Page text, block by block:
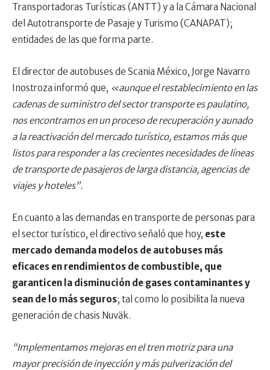
Transportadoras Turísticas (ANTT) y a la Cámara Nacional
del Autotransporte de Pasaje y Turismo (CANAPAT);
entidades de las que forma parte.
El director de autobuses de Scania México, Jorge Navarro
Inostroza informó que, «aunque el restablecimiento en las
cadenas de suministro del sector transporte es paulatino,
nos encontramos en un proceso de recuperación y aunado
a la reactivación del mercado turístico, estamos más que
listos para responder a las crecientes necesidades de líneas
de transporte de pasajeros de larga distancia, agencias de
viajes y hoteles”.
En cuanto a las demandas en transporte de personas para
el sector turístico, el directivo señaló que hoy, este
mercado demanda modelos de autobuses más
eficaces en rendimientos de combustible, que
garanticen la disminución de gases contaminantes y
sean de lo más seguros; tal como lo posibilita la nueva
generación de chasis Nuväk.
“Implementamos mejoras en el tren motriz para una
mayor precisión de inyección y más pulverización del